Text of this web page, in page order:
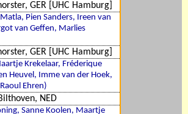
GER [UHC Hamburg]
Pien Sanders, Ireen van
van Geffen, Marlies
GER [UHC Hamburg]
Krekelaar, Fréderique
Heuvel, Imme van der Hoek,
Ehren)
NED
Sanne Koolen, Maartje